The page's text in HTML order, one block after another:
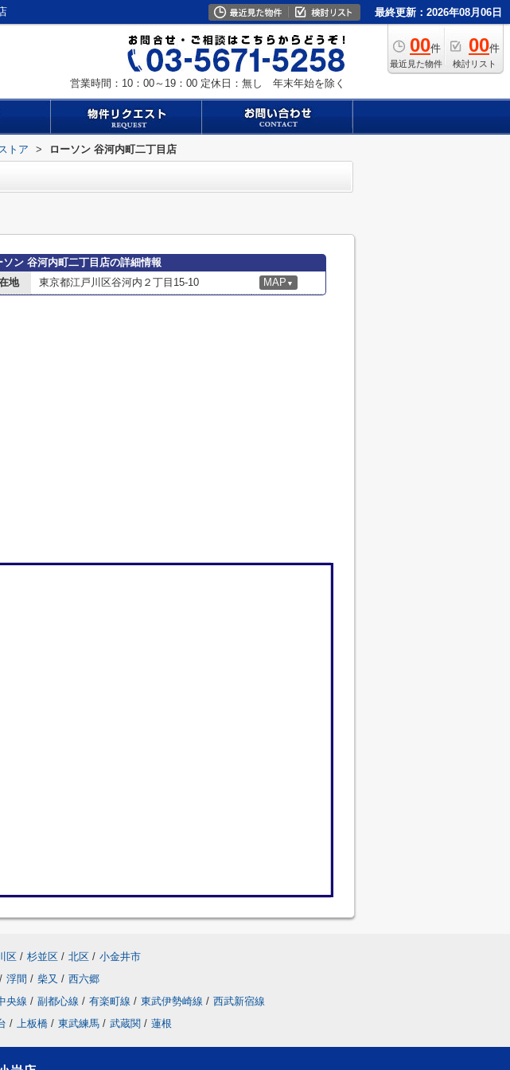
最終更新：2026年08月06日
00件
最近見た物件
00件
検討リスト
営業時間：10：00～19：00 定休日：無し 年末年始を除く
トア > ローソン 谷河内町二丁目店
ソン 谷河内町二丁目店の詳細情報
地
東京都江戸川区谷河内２丁目15-10 MAP ▼
区 / 杉並区 / 北区 / 小金井市
/ 浮間 / 柴又 / 西六郷
央線 / 副都心線 / 有楽町線 / 東武伊勢崎線 / 西武新宿線
/ 上板橋 / 東武練馬 / 武蔵関 / 蓮根